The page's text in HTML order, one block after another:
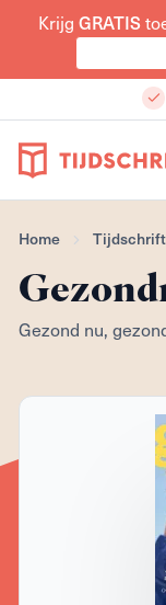
Krijg GRATIS
Home
Gezond nu,